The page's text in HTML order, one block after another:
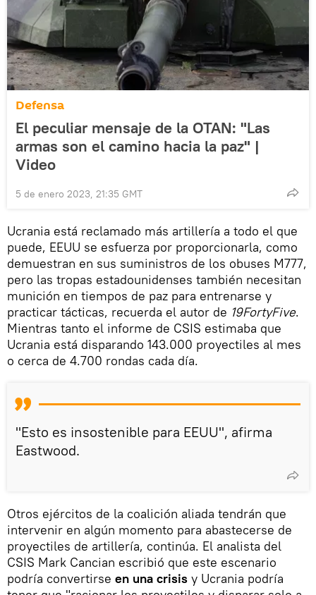
Defensa
El peculiar mensaje de la OTAN: "Las
armas son el camino hacia la paz" |
Video
5 de enero 2023, 21:35 GMT
Ucrania está reclamado más artillería a todo el que
puede, EEUU se esfuerza por proporcionarla, como
demuestran en sus suministros de los obuses M777,
pero las tropas estadounidenses también necesitan
munición en tiempos de paz para entrenarse y
practicar tácticas, recuerda el autor de 19FortyFive.
Mientras tanto el informe de CSIS estimaba que
Ucrania está disparando 143.000 proyectiles al mes
o cerca de 4.700 rondas cada día.
"Esto es insostenible para EEUU", afirma
Eastwood.
Otros ejércitos de la coalición aliada tendrán que
intervenir en algún momento para abastecerse de
proyectiles de artillería, continúa. El analista del
CSIS Mark Cancian escribió que este escenario
podría convertirse en una crisis y Ucrania podría